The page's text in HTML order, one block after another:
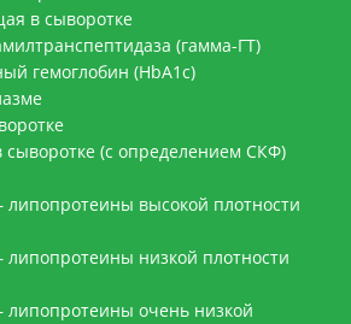
в сыворотке
(гамма-ГТ)
гемоглобин (HbA1c)
сыворотке (с определением СКФ)
липопротеины высокой плотности
липопротеины низкой плотности
липопротеины очень низкой